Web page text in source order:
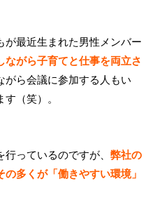
が最近生まれた男性メンバー
ながら子育てと仕事を両立さ
がら会議に参加する人もい
（笑）。
行っているのですが、弊社の
多くが「働きやすい環境」